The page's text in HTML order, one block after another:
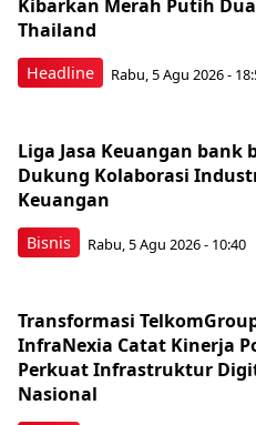
Headline
Kibarkan Merah Putih
Thailand
Rabu, 5 Agu 2026 -
Bisnis
Liga Jasa Keuangan bank
Dukung Kolaborasi
Keuangan
Rabu, 5 Agu 2026 - 10:40
Transformasi
InfraNexia Catat Kinerja
Perkuat Infrastruktur
Nasional